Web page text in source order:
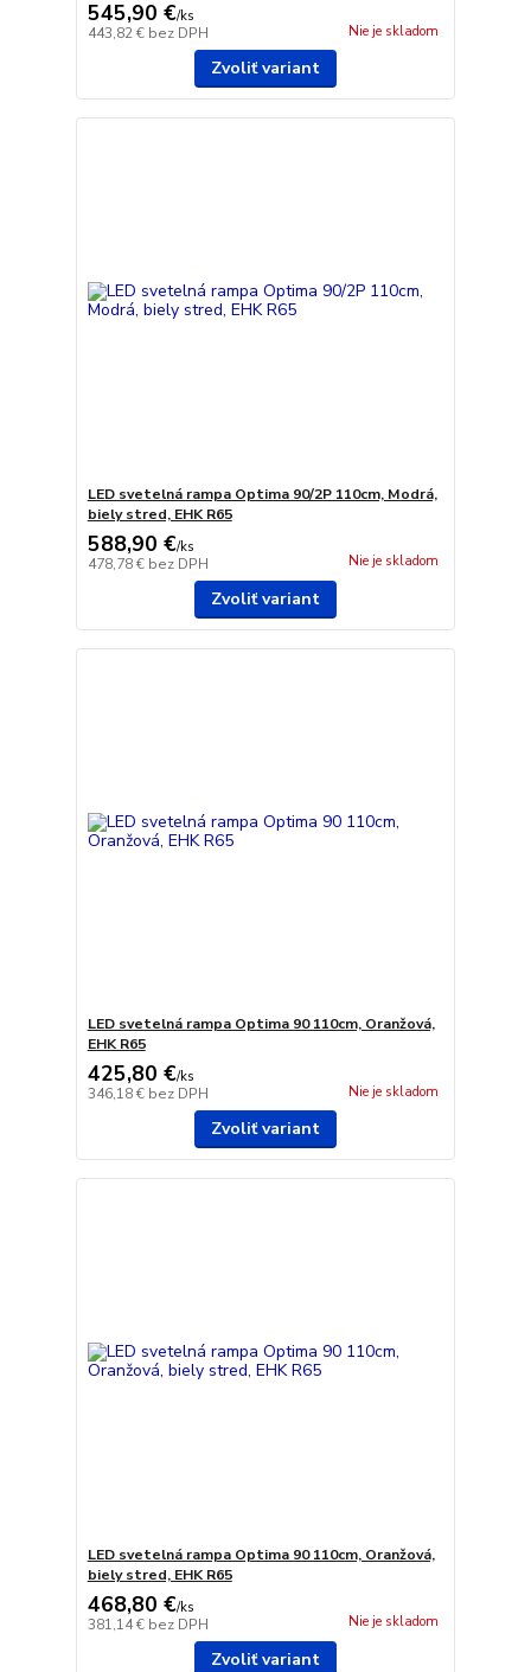
545,90 €/ks
443,82 € bez DPH Nie je skladom
Zvoliť variant
LED svetelná rampa Optima 90/2P 110cm, Modrá,
biely stred, EHK R65
588,90 €/ks
478,78 € bez DPH Nie je skladom
Zvoliť variant
LED svetelná rampa Optima 90 110cm, Oranžová,
EHK R65
425,80 €/ks
346,18 € bez DPH Nie je skladom
Zvoliť variant
LED svetelná rampa Optima 90 110cm, Oranžová,
biely stred, EHK R65
468,80 €/ks
381,14 € bez DPH Nie je skladom
Zvoliť variant